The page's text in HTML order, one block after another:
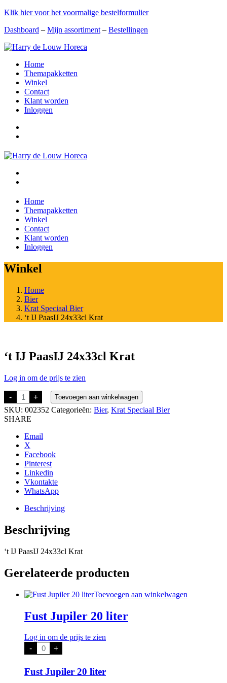
Klik hier voor het voormalige bestelformulier
Dashboard – Mijn assortiment – Bestellingen
Home
Themapakketten
Winkel
Contact
Klant worden
Inloggen
Home
Themapakketten
Winkel
Contact
Klant worden
Inloggen
Winkel
Home
Bier
Krat Speciaal Bier
‘t IJ PaasIJ 24x33cl Krat
‘t IJ PaasIJ 24x33cl Krat
Log in om de prijs te zien
- 't
IJ
PaasIJ
24x33cl
aantal
+ Toevoegen aan winkelwagen
SKU: 002352 Categorieën: Bier, Krat Speciaal Bier
SHARE
Email
X
Facebook
Pinterest
Linkedin
Vkontakte
WhatsApp
Beschrijving
Beschrijving
‘t IJ PaasIJ 24x33cl Krat
Gerelateerde producten
Toevoegen aan winkelwagen
Fust Jupiler 20 liter
Log in om de prijs te zien
- Fust
Jupiler
liter
aantal
+
Fust Jupiler 20 liter